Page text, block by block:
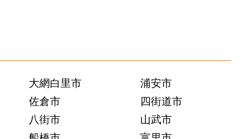
大網白里市
佐倉市
八街市
浦安市
四街道市
山武市